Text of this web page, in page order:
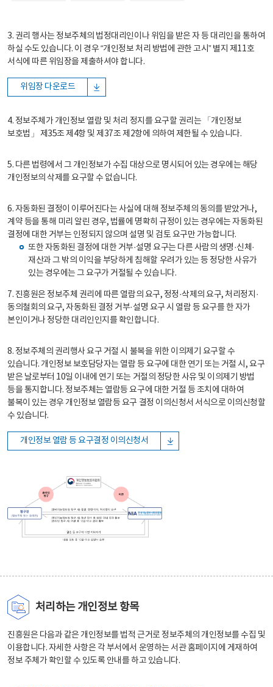
3. 권리 행사는 정보주체의 법정대리인이나 위임을 받은 자 등 대리인을 통하여
하실 수도 있습니다. 이 경우 “개인정보 처리 방법에 관한 고시” 별지 제11호
서식에 따른 위임장을 제출하셔야 합니다.
위임장 다운로드
4. 정보주체가 개인정보 열람 및 처리 정지를 요구할 권리는 「개인정보
보호법」 제35조 제4항 및 제37조 제2항에 의하여 제한될 수 있습니다.
5. 다른 법령에서 그 개인정보가 수집 대상으로 명시되어 있는 경우에는 해당
개인정보의 삭제를 요구할 수 없습니다.
6. 자동화된 결정이 이루어진다는 사실에 대해 정보주체의 동의를 받았거나,
계약 등을 통해 미리 알린 경우, 법률에 명확히 규정이 있는 경우에는 자동화된
결정에 대한 거부는 인정되지 않으며 설명 및 검토 요구만 가능합니다.
또한 자동화된 결정에 대한 거부·설명 요구는 다른 사람의 생명·신체·
재산과 그 밖의 이익을 부당하게 침해할 우려가 있는 등 정당한 사유가
있는 경우에는 그 요구가 거절될 수 있습니다.
7. 진흥원은 정보주체 권리에 따른 열람의 요구, 정정·삭제의 요구, 처리정지·
동의철회의 요구, 자동화된 결정 거부·설명 요구 시 열람 등 요구를 한 자가
본인이거나 정당한 대리인인지를 확인합니다.
8. 정보주체의 권리행사 요구 거절 시 불복을 위한 이의제기 요구할 수
있습니다. 개인정보 보호담당자는 열람 등 요구에 대한 연기 또는 거절 시, 요구
받은 날로부터 10일 이내에 연기 또는 거절의 정당한 사유 및 이의제기 방법
등을 통지합니다. 정보주체는 열람등 요구에 대한 거절 등 조치에 대하여
불복이 있는 경우 개인정보 열람등 요구 결정 이의신청서 서식으로 이의신청할
수 있습니다.
개인정보 열람 등 요구결정 이의신청서
처리하는 개인정보 항목
진흥원은 다음과 같은 개인정보를 법적 근거로 정보주체의 개인정보를 수집 및
이용합니다. 자세한 사항은 각 부서에서 운영하는 서관 홈페이지에 게재하여
정보 주체가 확인할 수 있도록 안내를 하고 있습니다.